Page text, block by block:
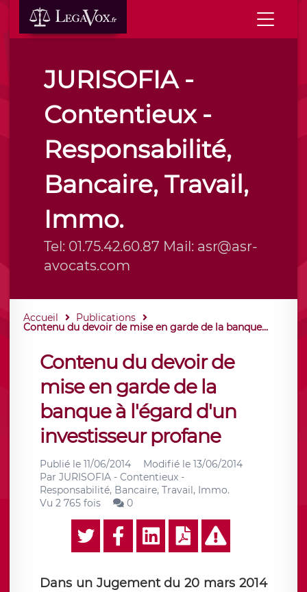
JURISOFIA -
Contentieux -
Responsabilité,
Bancaire, Travail,
Immo.
Tel: 01.75.42.60.87 Mail: asr@asr-
avocats.com
Accueil Publications
Contenu du devoir de mise en garde de la banque...
Contenu du devoir de
mise en garde de la
banque à l'égard d'un
investisseur profane
Publié le 11/06/2014 Modifié le 13/06/2014
Par JURISOFIA - Contentieux -
Responsabilité, Bancaire, Travail, Immo.
Vu 2 765 fois
0
Dans un Jugement du 20 mars 2014